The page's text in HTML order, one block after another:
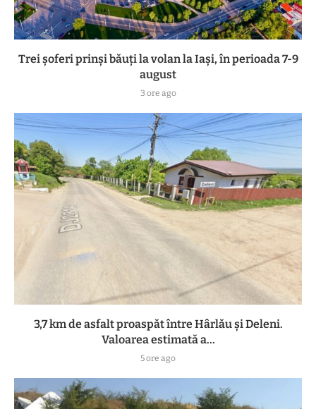
Trei șoferi prinși băuți la volan la Iași, în perioada 7-9
august
3 ore ago
3,7 km de asfalt proaspăt între Hârlău și Deleni.
Valoarea estimată a...
5 ore ago